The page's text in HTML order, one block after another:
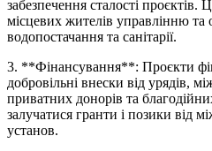
забезпечення сталості проєктів.
місцевих жителів управлінню
водопостачання та санітарії.
3. **Фінансування**: Проєкти
добровільні внески від урядів,
приватних донорів та
залучатися гранти і позики від
установ.